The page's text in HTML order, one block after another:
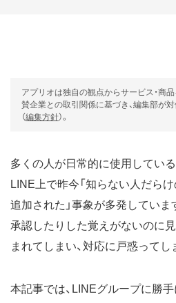
アプリオは独自の観点からサービス・商
賛企業との取引関係に基づき、編集部が
（編集方針）。
多くの人が日常的に使用している
LINE上で昨今「知らない人だら
追加された」事象が多発していま
承認したりした覚えがないのに
まれてしまい、対応に戸惑ってし
本記事では、LINEグループに勝